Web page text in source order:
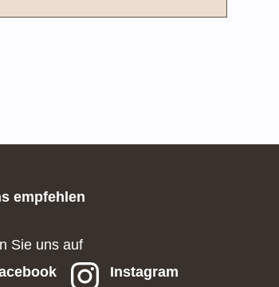
empfehlen
Sie uns auf
Instagram